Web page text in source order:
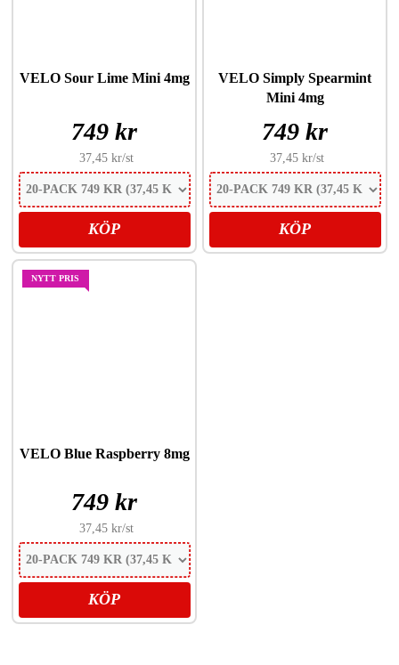
VELO Sour Lime Mini 4mg
749 kr
37,45 kr/st
KÖP
VELO Simply Spearmint
Mini 4mg
749 kr
37,45 kr/st
KÖP
NYTT PRIS
VELO Blue Raspberry 8mg
749 kr
37,45 kr/st
KÖP